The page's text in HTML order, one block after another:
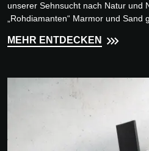
unserer Sehnsucht nach Natur und
„Rohdiamanten“ Marmor und Sand
MEHR ENTDECKEN